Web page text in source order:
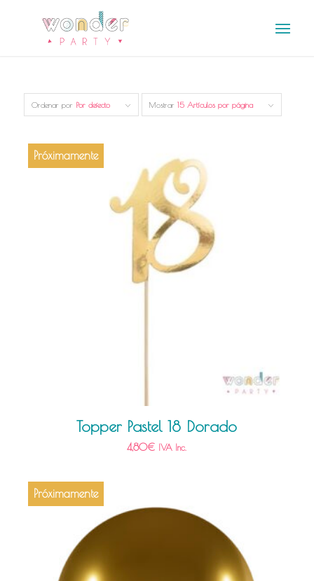
Ordenar por Por defecto Mostrar 15 Artículos por página
Próximamente
Topper Pastel 18 Dorado
4,80€ IVA Inc.
Próximamente